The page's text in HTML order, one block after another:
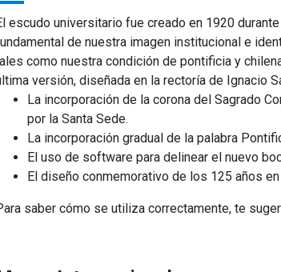
escudo universitario fue creado en 1920
de nuestra imagen institucional e
como nuestra condición de pontificia y
versión, diseñada en la rectoría de Ignacio
La incorporación de la corona del Sagrado
por la Santa Sede.
La incorporación gradual de la palabra
El uso de software para delinear el nuevo
El diseño conmemorativo de los 125 años
saber cómo se utiliza correctamente, te